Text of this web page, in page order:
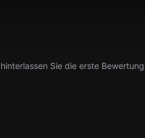
Sie die erste